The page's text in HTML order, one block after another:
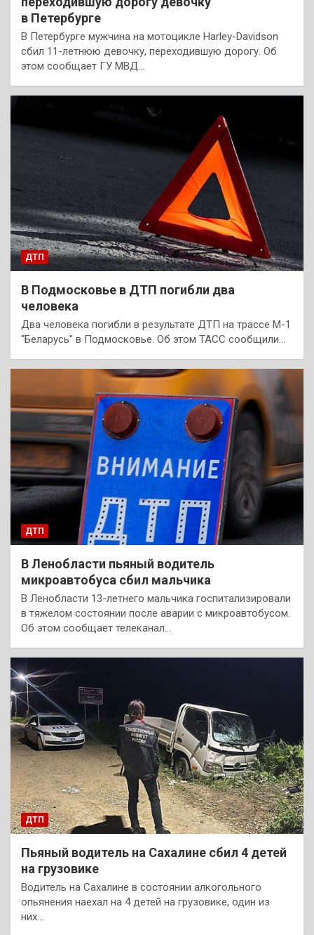
в Петербурге
В Петербурге мужчина на мотоцикле Harley-Davidson
сбил 11-летнюю девочку, переходившую дорогу. Об
этом сообщает ГУ МВД…
ДТП
В Подмосковье в ДТП погибли два
человека
Два человека погибли в результате ДТП на трассе М-1
"Беларусь" в Подмосковье. Об этом ТАСС сообщили…
ДТП
В Ленобласти пьяный водитель
микроавтобуса сбил мальчика
В Ленобласти 13-летнего мальчика госпитализировали
в тяжелом состоянии после аварии с микроавтобусом.
Об этом сообщает телеканал…
ДТП
Пьяный водитель на Сахалине сбил 4 детей
на грузовике
Водитель на Сахалине в состоянии алкогольного
опьянения наехал на 4 детей на грузовике, один из
них…